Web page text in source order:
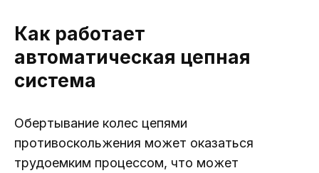
Как работает
автоматическая цепная
система
Обертывание колес цепями
противоскольжения может оказаться
трудоемким процессом, что может